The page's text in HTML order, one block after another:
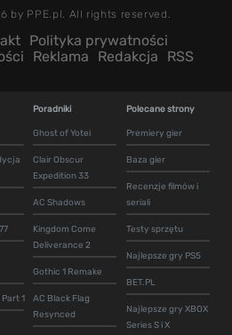
by PPE.pl. All rights reserved.
Polityka prywatności
Reklama Redakcja RSS
1
Poradniki
Ghost of Yotei
Clair Obscur
Expedition 33
AC Shadows
Kingdom Come
Deliverance 2
Gothic 1 Remake
AC Black Flag
Resynced
Polecane strony
Premiery gier
Baza gier
Recenzje filmów i
seriali
Testy sprzętu
Najlepsze gry PS5
BET.PL
Najlepsze gry XBOX
Series S i X